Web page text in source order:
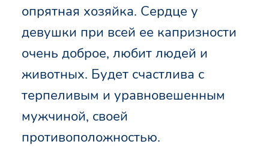
опрятная хозяйка. Сердце у
девушки при всей ее капризности
очень доброе, любит людей и
животных. Будет счастлива с
терпеливым и уравновешенным
мужчиной, своей
противоположностью.